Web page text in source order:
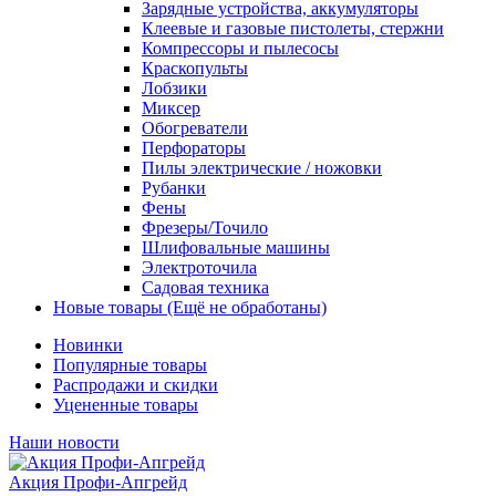
Зарядные устройства, аккумуляторы
Клеевые и газовые пистолеты, стержни
Компрессоры и пылесосы
Краскопульты
Лобзики
Миксер
Обогреватели
Перфораторы
Пилы электрические / ножовки
Рубанки
Фены
Фрезеры/Точило
Шлифовальные машины
Электроточила
Садовая техника
Новые товары (Ещё не обработаны)
Новинки
Популярные товары
Распродажи и скидки
Уцененные товары
Наши новости
Акция Профи-Апгрейд